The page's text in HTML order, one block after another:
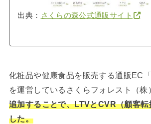
出典： さくらの森公式通販サイト
化粧品や健康食品を販売する通販EC「
を運営しているさくらフォレスト（株
追加することで、LTVとCVR（顧客
した。